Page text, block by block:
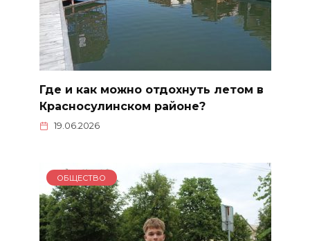
Где и как можно отдохнуть летом в
Красносулинском районе?
19.06.2026
ОБЩЕСТВО